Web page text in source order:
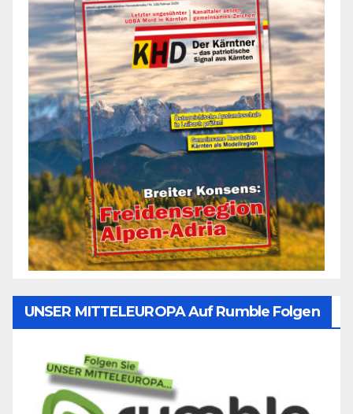
UNSER MITTELEUROPA Auf Rumble Folgen